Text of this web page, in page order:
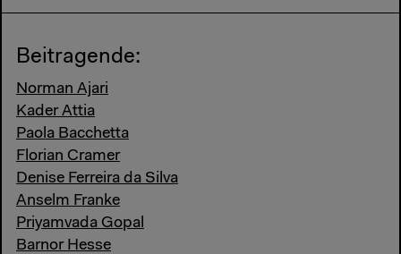
Beitragende:
Norman Ajari
Kader Attia
Paola Bacchetta
Florian Cramer
Denise Ferreira da Silva
Anselm Franke
Priyamvada Gopal
Barnor Hesse